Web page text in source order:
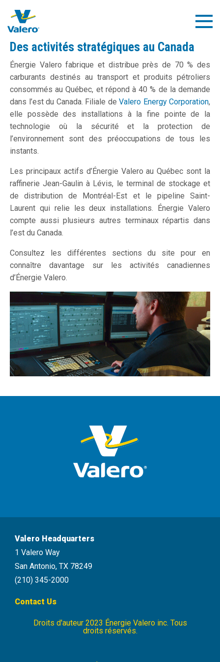
main
contentDes activités stratégiques au Canada
Énergie Valero fabrique et distribue près de 70 % des
carburants destinés au transport et produits pétroliers
consommés au Québec, et répond à 40 % de la demande
dans l’est du Canada. Filiale de Valero Energy Corporation​,
elle possède des installations à la fine pointe de la
technologie où la sécurité et la protection de
l’environnement sont des préoccupations de tous les
instants.
Les principaux actifs d’Énergie Valero au Québec sont la
raffinerie Jean-Gaulin à Lévis, le terminal de stockage et
de distribution de Montréal-Est et le pipeline Saint-
Laurent qui relie les deux installations. Énergie Valero
compte aussi plusieurs autres terminaux répartis dans
l’est du Canada.
Consultez les différentes sections du site pour en
connaître davantage sur les activités canadiennes
d’Énergie Valero.
Valero Headquarters
1 Valero Way
San Antonio, TX 78249
(210) 345-2000
Contact Us
Energie
Valero
Droits d'auteur 2023 Énergie Valero inc. Tous
droits réservés.